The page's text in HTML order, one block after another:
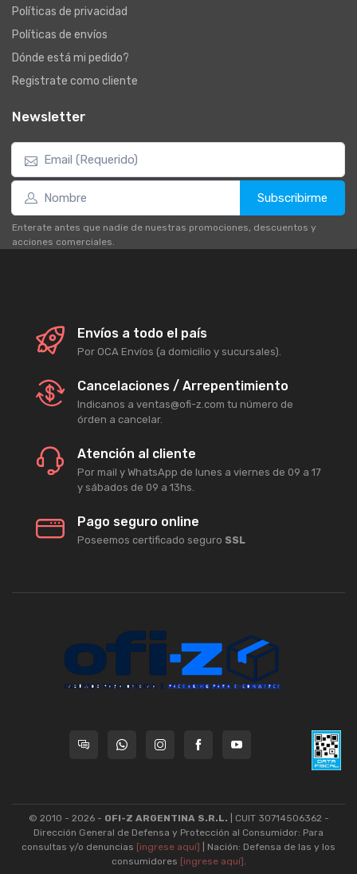
Políticas de privacidad
Políticas de envíos
Dónde está mi pedido?
Registrate como cliente
Newsletter
Subscribirme
Enterate antes que nadie de nuestras promociones, descuentos y
acciones comerciales.
Envíos a todo el país
Por OCA Envíos (a domicilio y sucursales).
Cancelaciones / Arrepentimiento
Indicanos a ventas@ofi-z.com tu número de
órden a cancelar.
Atención al cliente
Por mail y WhatsApp de lunes a viernes de 09 a 17
y sábados de 09 a 13hs.
Pago seguro online
Poseemos certificado seguro SSL
© 2010 - 2026 - OFI-Z ARGENTINA S.R.L. | CUIT 30714506362 -
Dirección General de Defensa y Protección al Consumidor: Para
consultas y/o denuncias [ingrese aquí]
| Nación: Defensa de las y los
consumidores [ingrese aquí] .